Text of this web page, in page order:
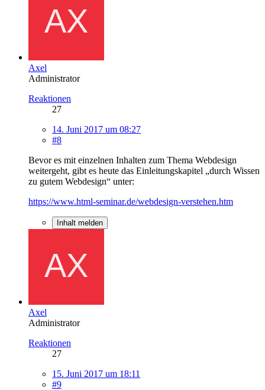
Axel
Administrator
Reaktionen
27
14. Juni 2017 um 08:27
#8
Bevor es mit einzelnen Inhalten zum Thema Webdesign
weitergeht, gibt es heute das Einleitungskapitel „durch Wissen
zu gutem Webdesign“ unter:
https://www.html-seminar.de/webdesign-verstehen.htm
Inhalt melden
Axel
Administrator
Reaktionen
27
15. Juni 2017 um 18:11
#9